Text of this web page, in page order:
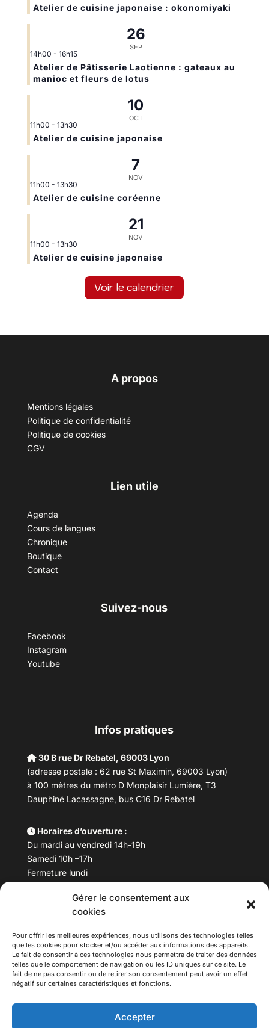
Gérer le consentement aux
cookies
Pour offrir les meilleures expériences, nous utilisons des technologies telles
que les cookies pour stocker et/ou accéder aux informations des appareils.
Le fait de consentir à ces technologies nous permettra de traiter des données
telles que le comportement de navigation ou les ID uniques sur ce site. Le
fait de ne pas consentir ou de retirer son consentement peut avoir un effet
négatif sur certaines caractéristiques et fonctions.
Accepter
Atelier de cuisine japonaise : okonomiyaki
26
SEP
14h00 - 16h15
Atelier de Pâtisserie Laotienne : gateaux au
manioc et fleurs de lotus
10
OCT
11h00 - 13h30
Atelier de cuisine japonaise
7
NOV
11h00 - 13h30
Atelier de cuisine coréenne
21
NOV
11h00 - 13h30
Atelier de cuisine japonaise
Voir le calendrier
A propos
Mentions légales
Politique de confidentialité
Politique de cookies
CGV
Lien utile
Agenda
Cours de langues
Chronique
Boutique
Contact
Suivez-nous
Facebook
Instagram
Youtube
Infos pratiques
30 B rue Dr Rebatel, 69003 Lyon
(adresse postale : 62 rue St Maximin, 69003 Lyon)
à 100 mètres du métro D Monplaisir Lumière, T3
Dauphiné Lacassagne, bus C16 Dr Rebatel
Horaires d’ouverture :
Du mardi au vendredi 14h-19h
Samedi 10h –17h
Fermeture lundi
Téléphone : 04 78 53 06 40
maisondesculturesasiatiques@asiexpo.com